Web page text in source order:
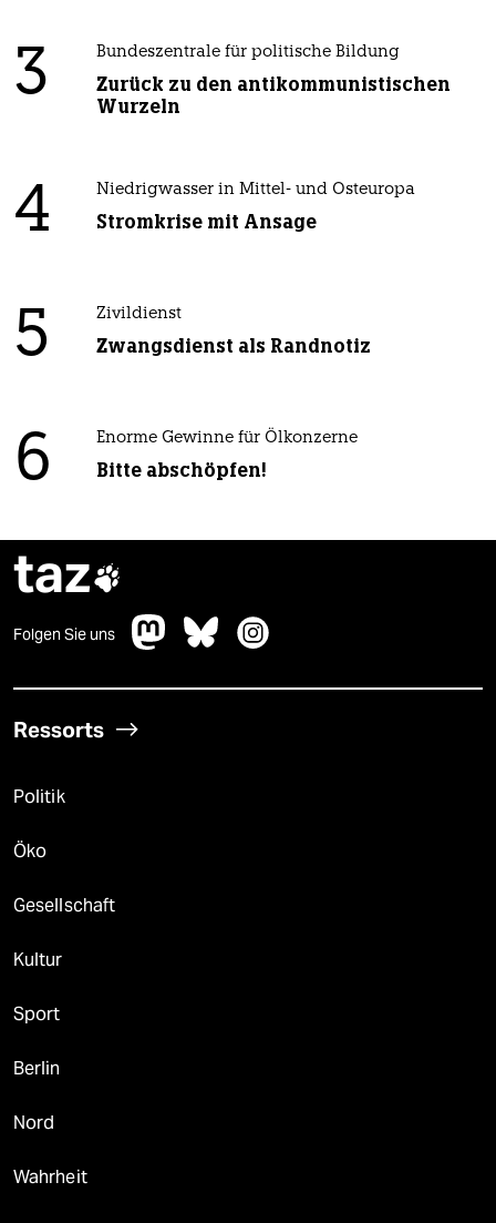
3 Bundeszentrale für politische Bildung
Zurück zu den antikommunistischen
Wurzeln
4 Niedrigwasser in Mittel- und Osteuropa
Stromkrise mit Ansage
5 Zivildienst
Zwangsdienst als Randnotiz
6 Enorme Gewinne für Ölkonzerne
Bitte abschöpfen!
taz
Folgen Sie uns
Ressorts
Politik
Öko
Gesellschaft
Kultur
Sport
Berlin
Nord
Wahrheit